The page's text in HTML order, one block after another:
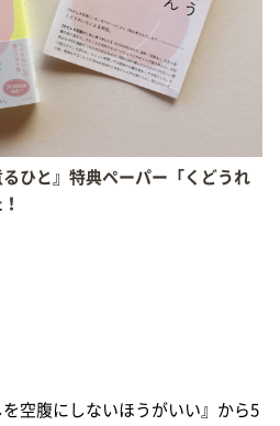
るひと』特典ペーパー「くどうれ
空腹にしないほうがいい』から5